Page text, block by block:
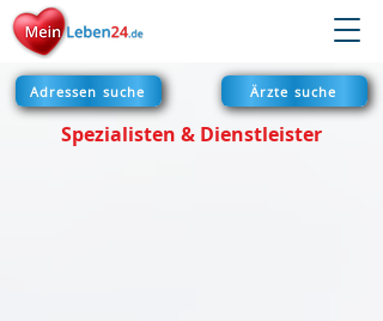
Adressen suche Ärzte suche
Spezialisten & Dienstleister